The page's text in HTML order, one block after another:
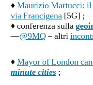
♦Maurizio Martucci: il
via Francigena [5G] ;
♦ conferenza sulla
—@9MQ– altri
♦Mayor of London
minute cities ;